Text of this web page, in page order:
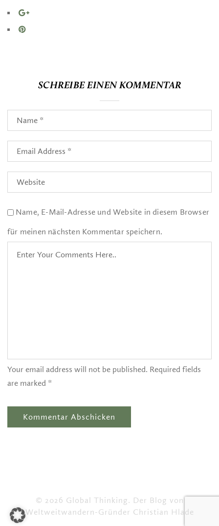
SCHREIBE EINEN KOMMENTAR
Name, E-Mail-Adresse und Website in diesem Browser
für meinen nächsten Kommentar speichern.
Your email address will not be published. Required fields
are marked *
© 2026 Global Thinking. Der Blog von
Weltweitwandern-Gründer Christian Hlade